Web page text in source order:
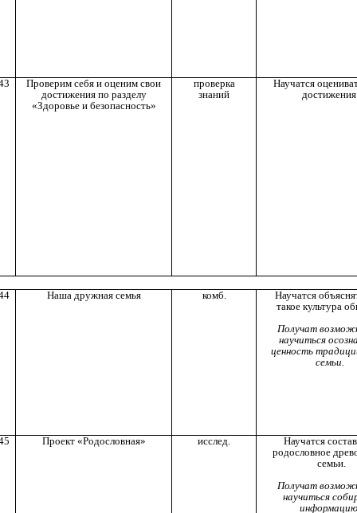
Проверим себя и оценим свои
достижения по разделу
«Здоровье и безопасность»
проверка
знаний
Научатся
Наша дружная семья комб.
Научатся
такое культура
Получат
научиться
ценность
семьи.
Проект «Родословная» исслед.
Научатся
родословное
семьи.
Получат
научиться